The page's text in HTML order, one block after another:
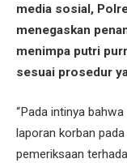
media sosial,
menegaskan
menimpa putri
sesuai prosedur
“Pada intinya
laporan korban
pemeriksaan